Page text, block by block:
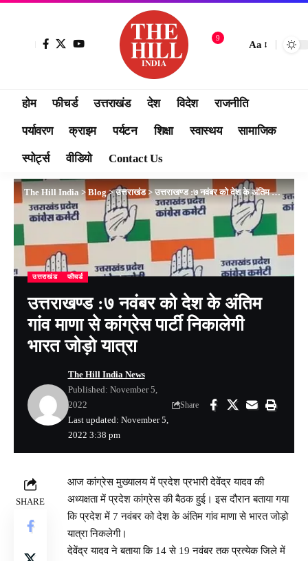
9
Aa
होम फीचर्ड उत्तराखंड देश विदेश राजनीति
पर्यावरण क्राइम पर्यटन शिक्षा स्वास्थय सामाजिक
स्पोर्ट्स वीडियो Contact Us
The Hill India>Blog>उत्तराखंड>उत्तराखण्ड :७ नवंबर को देश के अंतिम गांव माणा से कांग्रेस पार्टी निकालेगी भारत जोड़ो यात्रा
उत्तराखंड फीचर्ड
उत्तराखण्ड :७ नवंबर को देश के अंतिम
गांव माणा से कांग्रेस पार्टी निकालेगी
भारत जोड़ो यात्रा
Last updated: November 5,
2022 3:38 pm
The Hill India News
Published: November 5,
2022
Share
SHARE
आज कांग्रेस मुख्यालय में प्रदेश प्रभारी देवेंद्र यादव की
अध्यक्षता में प्रदेश कांग्रेस की बैठक हुई। इस दौरान बताया गया
कि प्रदेश में 7 नवंबर को देश के अंतिम गांव माणा से भारत जोड़ो
यात्रा निकलेगी।
देवेंद्र यादव ने बताया कि 14 से 19 नवंबर तक प्रत्येक जिले में